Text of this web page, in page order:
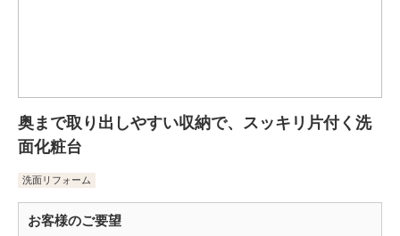
奥まで取り出しやすい収納で、スッキリ片付く洗
面化粧台
洗面リフォーム
お客様のご要望